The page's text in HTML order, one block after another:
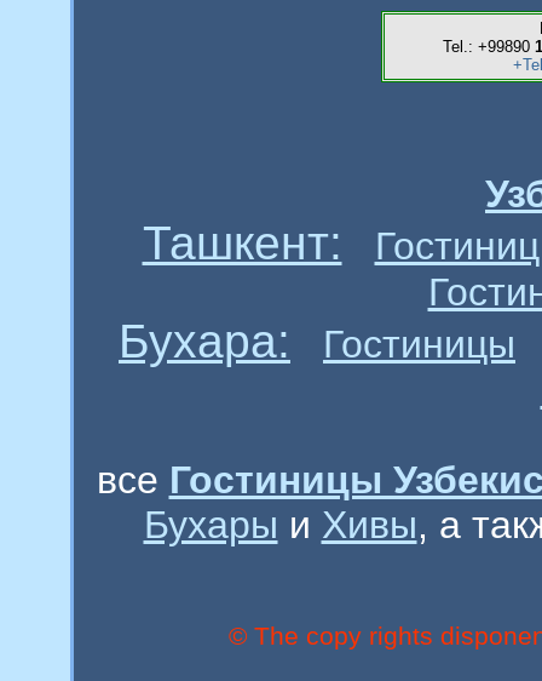
Tel.: +99890
Ташкент:
Бухара:
Гостиницы
все Гостиницы
Бухары и Хивы, а
© The copy rights